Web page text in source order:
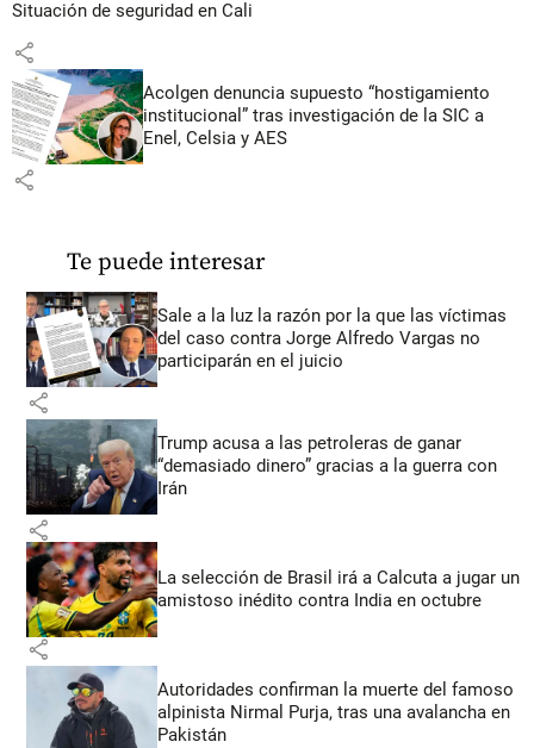
Situación de seguridad en Cali
share
Acolgen denuncia supuesto “hostigamiento
institucional” tras investigación de la SIC a
Enel, Celsia y AES
share
Te puede interesar
Sale a la luz la razón por la que las víctimas
del caso contra Jorge Alfredo Vargas no
participarán en el juicio
share
Trump acusa a las petroleras de ganar
“demasiado dinero” gracias a la guerra con
Irán
share
La selección de Brasil irá a Calcuta a jugar un
amistoso inédito contra India en octubre
share
Autoridades confirman la muerte del famoso
alpinista Nirmal Purja, tras una avalancha en
Pakistán